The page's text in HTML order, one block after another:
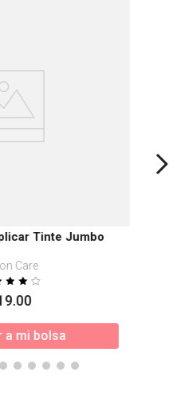
Tinte Jumbo
Care
.00
a mi bolsa